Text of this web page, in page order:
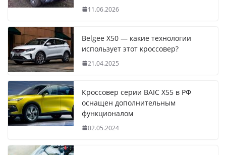
11.06.2026
Belgee X50 — какие технологии
использует этот кроссовер?
21.04.2025
Кроссовер серии BAIC X55 в РФ
оснащен дополнительным
функционалом
02.05.2024